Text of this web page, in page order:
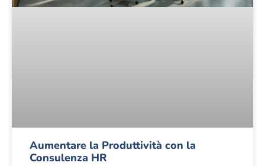
Aumentare la Produttività con la
Consulenza HR